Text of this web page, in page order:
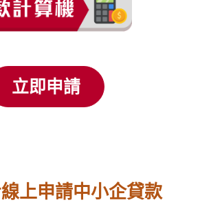
立即申請
上申請中小企貸款